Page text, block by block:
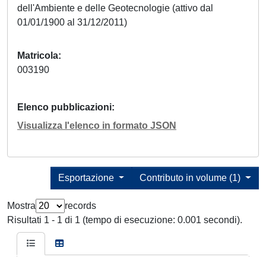
dell'Ambiente e delle Geotecnologie (attivo dal
01/01/1900 al 31/12/2011)
Matricola
003190
Elenco pubblicazioni
Visualizza l'elenco in formato JSON
Contributo in volume (1)
Esportazione
Mostra
records
Risultati 1 - 1 di 1 (tempo di esecuzione: 0.001 secondi).